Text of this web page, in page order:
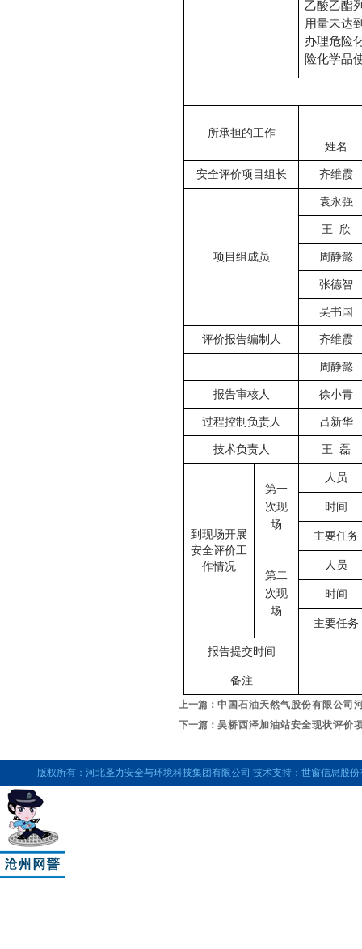
乙酸乙酯
用量未达
办理危险
险化学品
所承担的工作
姓名
安全评价项目组长 齐维霞
项目组成员
袁永强
王 欣
周静懿
张德智
吴书国
评价报告编制人 齐维霞
周静懿
报告审核人 徐小青
过程控制负责人 吕新华
技术负责人 王 磊
到现场开展
安全评价工
作情况
第一
次现
场
人员
时间
主要任务
第二
次现
场
人员
时间
主要任务
报告提交时间
备注
上一篇： 中国石油天然气股份有限公司
下一篇： 吴桥西泽加油站安全现状评价
版权所有：河北圣力安全与环境科技集团有限公司 技术支持：世窗信息股